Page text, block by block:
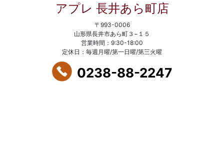
アプレ 長井あら町店
〒993-0006
山形県長井市あら町３−１５
営業時間：9:30-18:00
定休日：毎週月曜/第一日曜/第三火曜
0238-88-2247